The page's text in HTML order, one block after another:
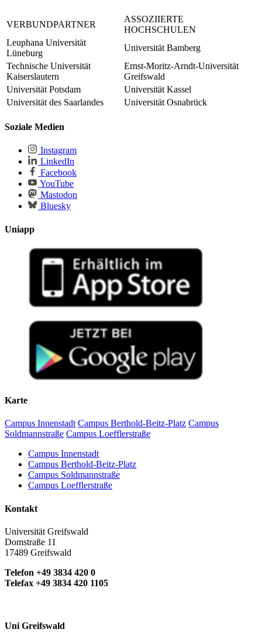
VERBUNDPARTNER
ASSOZIIERTE
HOCHSCHULEN
Leuphana Universität
Lüneburg
Universität Bamberg
Technische Universität
Kaiserslautern
Ernst-Moritz-Arndt-Universität
Greifswald
Universität Potsdam
Universität Kassel
Universität des Saarlandes
Universität Osnabrück
Soziale Medien
Instagram
LinkedIn
Facebook
YouTube
Mastodon
Bluesky
Uniapp
Karte
Campus Innenstadt Campus Berthold-Beitz-Platz Campus
Soldmannstraße Campus Loefflerstraße
Campus Innenstadt
Campus Berthold-Beitz-Platz
Campus Soldmannstraße
Campus Loefflerstraße
Kontakt
Universität Greifswald
Domstraße 11
17489 Greifswald
Telefon +49 3834 420 0
Telefax +49 3834 420 1105
Uni Greifswald